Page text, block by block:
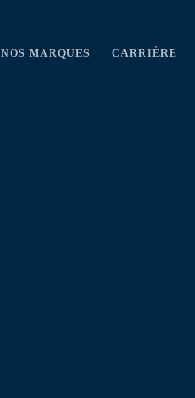
NOS MARQUES CARRIÈRE